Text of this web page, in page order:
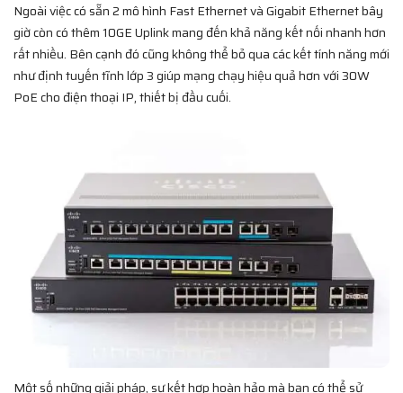
Ngoài việc có sẵn 2 mô hình Fast Ethernet và Gigabit Ethernet bây
giờ còn có thêm 10GE Uplink mang đến khả năng kết nối nhanh hơn
rất nhiều. Bên cạnh đó cũng không thể bỏ qua các kết tính năng mới
như định tuyến tĩnh lớp 3 giúp mạng chạy hiệu quả hơn với 30W
PoE cho điện thoại IP, thiết bị đầu cuối.
Một số những giải pháp, sự kết hợp hoàn hảo mà bạn có thể sử